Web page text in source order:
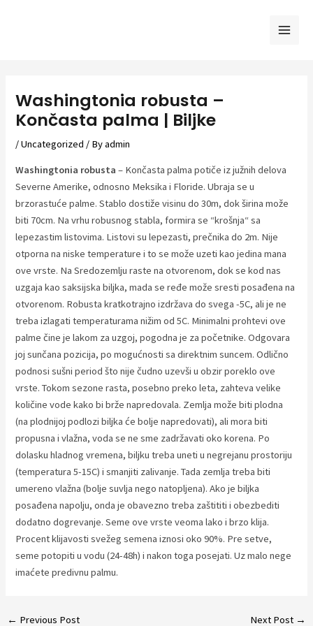
Washingtonia robusta –
Končasta palma | Biljke
/Uncategorized / Byadmin
Washingtonia robusta – Končasta palma potiče iz južnih delova
Severne Amerike, odnosno Meksika i Floride. Ubraja se u
brzorastuće palme. Stablo dostiže visinu do 30m, dok širina može
biti 70cm. Na vrhu robusnog stabla, formira se “krošnja“ sa
lepezastim listovima. Listovi su lepezasti, prečnika do 2m. Nije
otporna na niske temperature i to se može uzeti kao jedina mana
ove vrste. Na Sredozemlju raste na otvorenom, dok se kod nas
uzgaja kao saksijska biljka, mada se ređe može sresti posađena na
otvorenom. Robusta kratkotrajno izdržava do svega -5C, ali je ne
treba izlagati temperaturama nižim od 5C. Minimalni prohtevi ove
palme čine je lakom za uzgoj, pogodna je za početnike. Odgovara
joj sunčana pozicija, po mogućnosti sa direktnim suncem. Odlično
podnosi sušni period što nije čudno uzevši u obzir poreklo ove
vrste. Tokom sezone rasta, posebno preko leta, zahteva velike
količine vode kako bi brže napredovala. Zemlja može biti plodna
(na plodnijoj podlozi biljka će bolje napredovati), ali mora biti
propusna i vlažna, voda se ne sme zadržavati oko korena. Po
dolasku hladnog vremena, biljku treba uneti u negrejanu prostoriju
(temperatura 5-15C) i smanjiti zalivanje. Tada zemlja treba biti
umereno vlažna (bolje suvlja nego natopljena). Ako je biljka
posađena napolju, onda je obavezno treba zaštititi i obezbediti
dodatno dogrevanje. Seme ove vrste veoma lako i brzo klija.
Procent klijavosti svežeg semena iznosi oko 90%. Pre setve,
seme potopiti u vodu (24-48h) i nakon toga posejati. Uz malo nege
imaćete predivnu palmu.
Post
← Previous Post Next Post →